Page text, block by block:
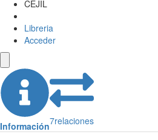
CEJIL
Libreria
Acceder
Información7relaciones